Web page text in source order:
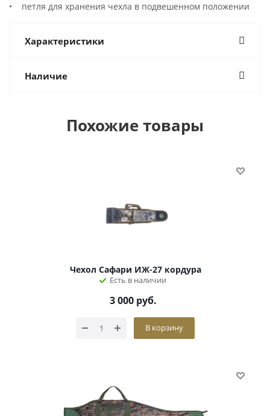
• петля для хранения чехла в подвешенном положении
Характеристики
Наличие
Похожие товары
Чехол Сафари ИЖ-27 кордура
Есть в наличии
3 000 руб.
В корзину